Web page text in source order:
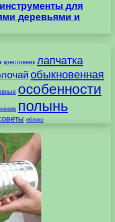
для
деревьями и
крестовник лапчатка
обыкновенная
особенности
полынь
яблоко